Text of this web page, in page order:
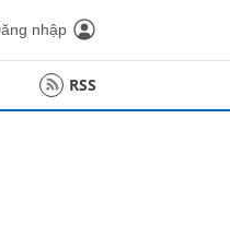
nhập
RSS